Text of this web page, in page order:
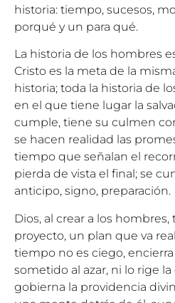
historia: tiempo, sucesos,
porqué y un para qué.
La historia de los hombres
Cristo es la meta de la
historia; toda la historia de
en el que tiene lugar la
cumple, tiene su culmen
se hacen realidad las
tiempo que señalan el
pierda de vista el final; se
anticipo, signo, preparación.
Dios, al crear a los
proyecto, un plan que va
tiempo no es ciego,
sometido al azar, ni lo rige la
gobierna la providencia